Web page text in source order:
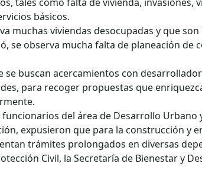
básicos.
muchas viviendas desocupadas y que
se observa mucha falta de planeación de
se buscan acercamientos con
para recoger propuestas que
del área de Desarrollo Urbano
expusieron que para la construcción y
trámites prolongados en diversas
Civil, la Secretaría de Bienestar y